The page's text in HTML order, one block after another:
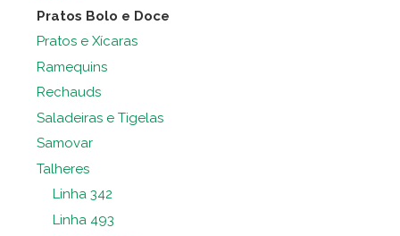
Pratos Bolo e Doce
Pratos e Xícaras
Ramequins
Rechauds
Saladeiras e Tigelas
Samovar
Talheres
Linha 342
Linha 493